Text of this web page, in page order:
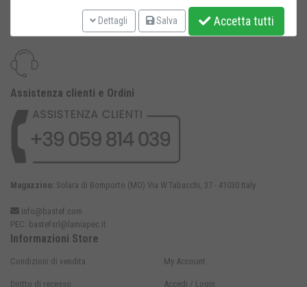
Assistenza clienti e Ordini
Magazzino: Solara di Bomporto (MO) Via W.Tabacchi, 37 - 41030 Italy
info@bastef.com
PEC: bastefsrl@lamiapec.it
Informazioni Store
Condizioni di vendita
Diritto di recesso
My Account
Accedi / Login
Dettagli Salva Accetta tutti